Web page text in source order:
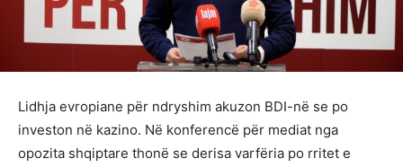
Lidhja evropiane për ndryshim akuzon BDI-në se po
investon në kazino. Në konferencë për mediat nga
opozita shqiptare thonë se derisa varfëria po rritet e